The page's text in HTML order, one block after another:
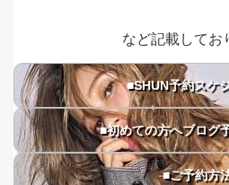
など記載してお
■SHUN予約スケ
■初めての方へブログ
■ご予約方